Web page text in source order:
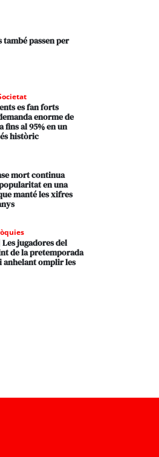
també passen per
es fan forts
enorme de
fins al 95% en un
històric
mort continua
en una
manté les xifres
jugadores del
de la pretemporada
anhelant omplir les